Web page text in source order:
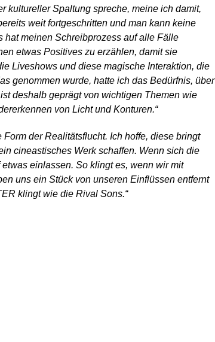
kultureller Spaltung spreche, meine ich damit,
weit fortgeschritten und man kann keine
hat meinen Schreibprozess auf alle Fälle
etwas Positives zu erzählen, damit sie
Liveshows und diese magische Interaktion, die
genommen wurde, hatte ich das Bedürfnis, über
deshalb geprägt von wichtigen Themen wie
von Licht und Konturen.“
Form der Realitätsflucht. Ich hoffe, diese bringt
cineastisches Werk schaffen. Wenn sich die
einlassen. So klingt es, wenn wir mit
uns ein Stück von unseren Einflüssen entfernt
klingt wie die Rival Sons.“